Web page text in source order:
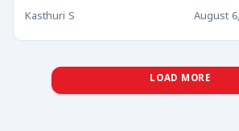
Kasthuri S August
LOAD MORE